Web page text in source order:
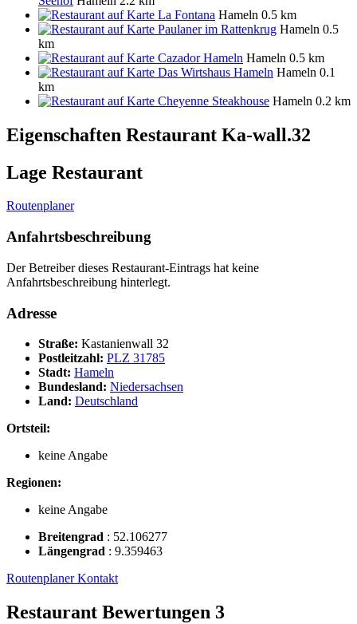
La Fontana Hameln 0.5 km
Paulaner im Rattenkrug Hameln 0.5
km
Cazador Hameln Hameln 0.5 km
Das Wirtshaus Hameln Hameln 0.1
km
Cheyenne Steakhouse Hameln 0.2 km
Eigenschaften Restaurant Ka-wall.32
Lage Restaurant
Routenplaner
Anfahrtsbeschreibung
Der Betreiber dieses Restaurant-Eintrags hat keine
Anfahrtsbeschreibung hinterlegt.
Adresse
Straße: Kastanienwall 32
Postleitzahl: PLZ 31785
Stadt: Hameln
Bundesland: Niedersachsen
Land: Deutschland
Ortsteil:
keine Angabe
Regionen:
keine Angabe
Breitengrad : 52.106277
Längengrad : 9.359463
RoutenplanerKontakt
Restaurant Bewertungen 3